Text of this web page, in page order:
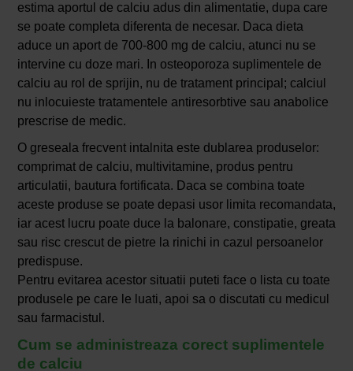
estima aportul de calciu adus din alimentatie, dupa care
se poate completa diferenta de necesar. Daca dieta
aduce un aport de 700-800 mg de calciu, atunci nu se
intervine cu doze mari. In osteoporoza suplimentele de
calciu au rol de sprijin, nu de tratament principal; calciul
nu inlocuieste tratamentele antiresorbtive sau anabolice
prescrise de medic.
O greseala frecvent intalnita este dublarea produselor:
comprimat de calciu, multivitamine, produs pentru
articulatii, bautura fortificata. Daca se combina toate
aceste produse se poate depasi usor limita recomandata,
iar acest lucru poate duce la balonare, constipatie, greata
sau risc crescut de pietre la rinichi in cazul persoanelor
predispuse.
Pentru evitarea acestor situatii puteti face o lista cu toate
produsele pe care le luati, apoi sa o discutati cu medicul
sau farmacistul.
Cum se administreaza corect suplimentele
de calciu